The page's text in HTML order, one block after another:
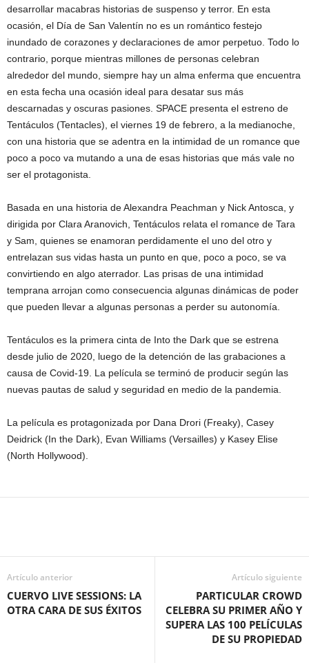
desarrollar macabras historias de suspenso y terror. En esta
ocasión, el Día de San Valentín no es un romántico festejo
inundado de corazones y declaraciones de amor perpetuo. Todo lo
contrario, porque mientras millones de personas celebran
alrededor del mundo, siempre hay un alma enferma que encuentra
en esta fecha una ocasión ideal para desatar sus más
descarnadas y oscuras pasiones. SPACE presenta el estreno de
Tentáculos (Tentacles), el viernes 19 de febrero, a la medianoche,
con una historia que se adentra en la intimidad de un romance que
poco a poco va mutando a una de esas historias que más vale no
ser el protagonista.
Basada en una historia de Alexandra Peachman y Nick Antosca, y
dirigida por Clara Aranovich, Tentáculos relata el romance de Tara
y Sam, quienes se enamoran perdidamente el uno del otro y
entrelazan sus vidas hasta un punto en que, poco a poco, se va
convirtiendo en algo aterrador. Las prisas de una intimidad
temprana arrojan como consecuencia algunas dinámicas de poder
que pueden llevar a algunas personas a perder su autonomía.
Tentáculos es la primera cinta de Into the Dark que se estrena
desde julio de 2020, luego de la detención de las grabaciones a
causa de Covid-19. La película se terminó de producir según las
nuevas pautas de salud y seguridad en medio de la pandemia.
La película es protagonizada por Dana Drori (Freaky), Casey
Deidrick (In the Dark), Evan Williams (Versailles) y Kasey Elise
(North Hollywood).
Artículo anterior
CUERVO LIVE SESSIONS: LA
OTRA CARA DE SUS ÉXITOS
Artículo siguiente
PARTICULAR CROWD
CELEBRA SU PRIMER AÑO Y
SUPERA LAS 100 PELÍCULAS
DE SU PROPIEDAD